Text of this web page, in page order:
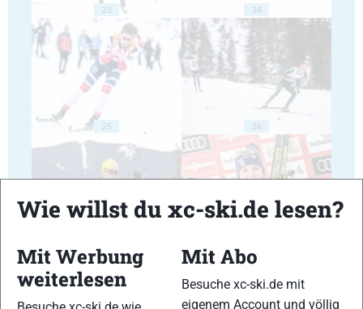
23 24
25 26
Wie willst du xc-ski.de lesen?
Mit Werbung
weiterlesen
Mit Abo
Besuche xc-ski.de mit
eigenem Account und völlig